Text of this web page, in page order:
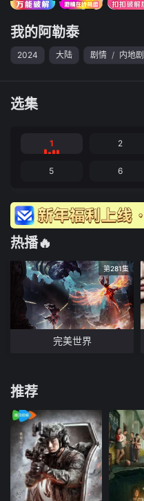
我的阿勒泰
2024 大陆 剧情 / 内地剧
选集
1 2
5 6
热播🔥
第281集
完美世界
推荐